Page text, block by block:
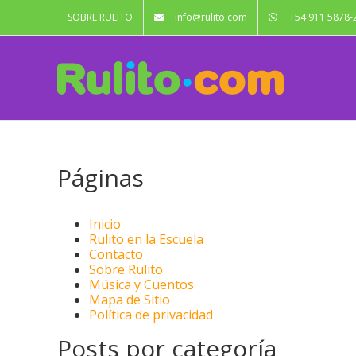
contenido
SOBRE RULITO info@rulito.com +54 911 5878-
Páginas
Inicio
Rulito en la Escuela
Contacto
Sobre Rulito
Música y Cuentos
Mapa de Sitio
Política de privacidad
Posts por categoría